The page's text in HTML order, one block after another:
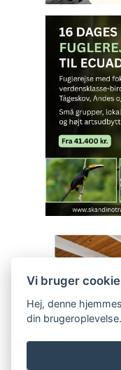
Vi bruger
Hej, denne
din brugeroplevelse.